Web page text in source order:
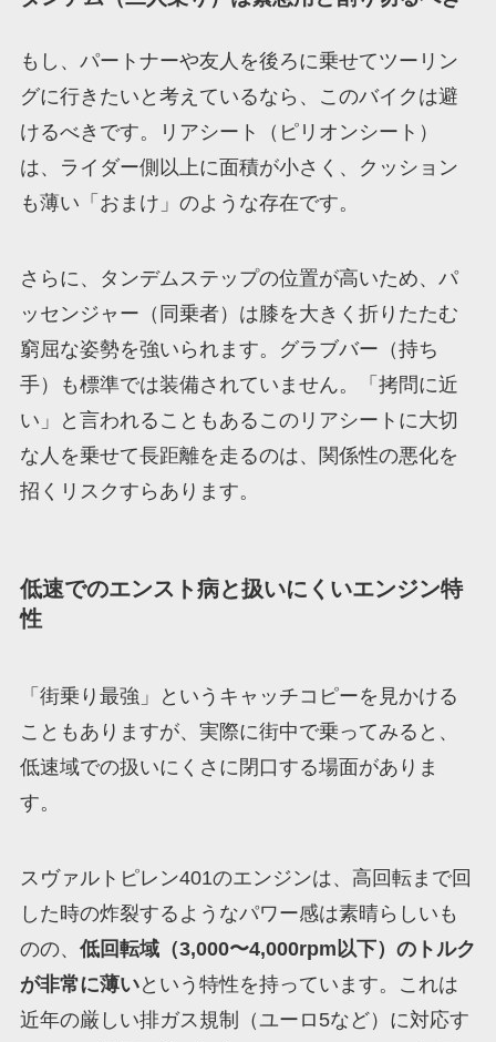
もし、パートナーや友人を後ろに乗せてツーリン
グに行きたいと考えているなら、このバイクは避
けるべきです。リアシート（ピリオンシート）
は、ライダー側以上に面積が小さく、クッション
も薄い「おまけ」のような存在です。
さらに、タンデムステップの位置が高いため、パ
ッセンジャー（同乗者）は膝を大きく折りたたむ
窮屈な姿勢を強いられます。グラブバー（持ち
手）も標準では装備されていません。「拷問に近
い」と言われることもあるこのリアシートに大切
な人を乗せて長距離を走るのは、関係性の悪化を
招くリスクすらあります。
低速でのエンスト病と扱いにくいエンジン特
性
「街乗り最強」というキャッチコピーを見かける
こともありますが、実際に街中で乗ってみると、
低速域での扱いにくさに閉口する場面がありま
す。
スヴァルトピレン401のエンジンは、高回転まで回
した時の炸裂するようなパワー感は素晴らしいも
のの、 低回転域（3,000〜4,000rpm以下）のトルク
が非常に薄いという特性を持っています。これは
近年の厳しい排ガス規制（ユーロ5など）に対応す